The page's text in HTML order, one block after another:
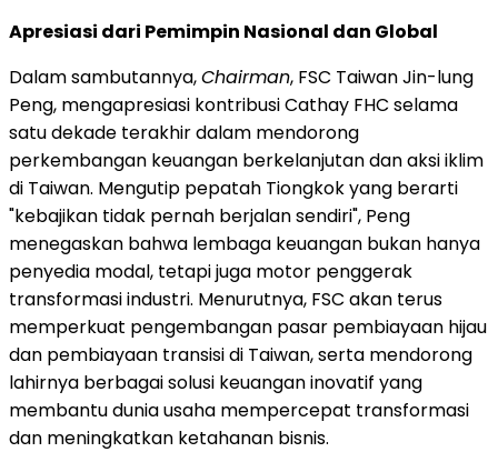
Apresiasi dari Pemimpin Nasional dan Global
Dalam sambutannya,Chairman, FSC Taiwan Jin-lung
Peng, mengapresiasi kontribusi Cathay FHC selama
satu dekade terakhir dalam mendorong
perkembangan keuangan berkelanjutan dan aksi iklim
di Taiwan. Mengutip pepatah Tiongkok yang berarti
"kebajikan tidak pernah berjalan sendiri", Peng
menegaskan bahwa lembaga keuangan bukan hanya
penyedia modal, tetapi juga motor penggerak
transformasi industri. Menurutnya, FSC akan terus
memperkuat pengembangan pasar pembiayaan hijau
dan pembiayaan transisi di Taiwan, serta mendorong
lahirnya berbagai solusi keuangan inovatif yang
membantu dunia usaha mempercepat transformasi
dan meningkatkan ketahanan bisnis.